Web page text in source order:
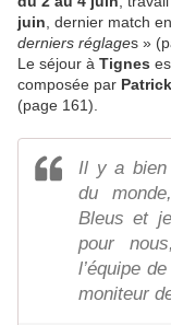
juin, dernier match en
derniers réglages »
Le séjour à Tignes
composée par
(page 161).
Il y a bien
du
Bleus et
pour
l’équipe
moniteur